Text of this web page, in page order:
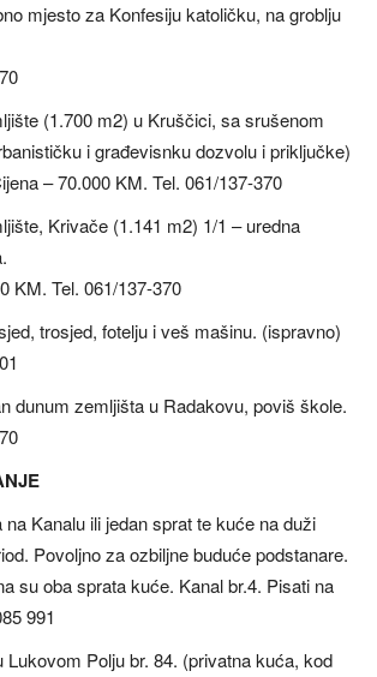
mjesto za Konfesiju katoličku, na groblju
(1.700 m2) u Kruščici, sa srušenom
i građevisnku dozvolu i priključke)
– 70.000 KM. Tel. 061/137-370
Krivače (1.141 m2) 1/1 – uredna
KM. Tel. 061/137-370
trosjed, fotelju i veš mašinu. (ispravno)
dunum zemljišta u Radakovu, poviš škole.
Kanalu ili jedan sprat te kuće na duži
Povoljno za ozbiljne buduće podstanare.
su oba sprata kuće. Kanal br.4. Pisati na
991
Lukovom Polju br. 84. (privatna kuća, kod